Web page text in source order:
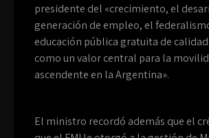
presidente del «crecimiento, el
generación de empleo, el
educación pública gratuita de
como un valor central para la
ascendente en la Argentina».
El ministro recordó además que el